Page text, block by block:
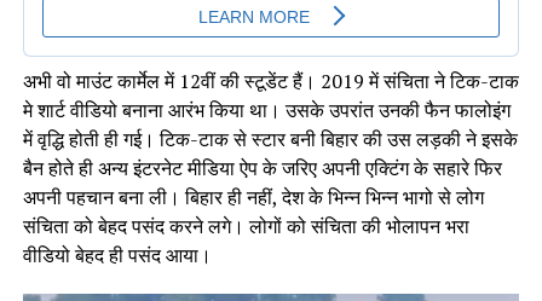
अभी वो माउंट कार्मेल में 12वीं की स्टूडेंट हैं। 2019 में संचिता ने टिक-टाक
मे शार्ट वीडियो बनाना आरंभ किया था। उसके उपरांत उनकी फैन फालोइंग
में वृद्धि होती ही गई। टिक-टाक से स्टार बनी बिहार की उस लड़की ने इसके
बैन होते ही अन्य इंटरनेट मीडिया ऐप के जरिए अपनी एक्टिंग के सहारे फिर
अपनी पहचान बना ली। बिहार ही नहीं, देश के भिन्न भिन्न भागो से लोग
संचिता को बेहद पसंद करने लगे। लोगों को संचिता की भोलापन भरा
वीडियो बेहद ही पसंद आया।